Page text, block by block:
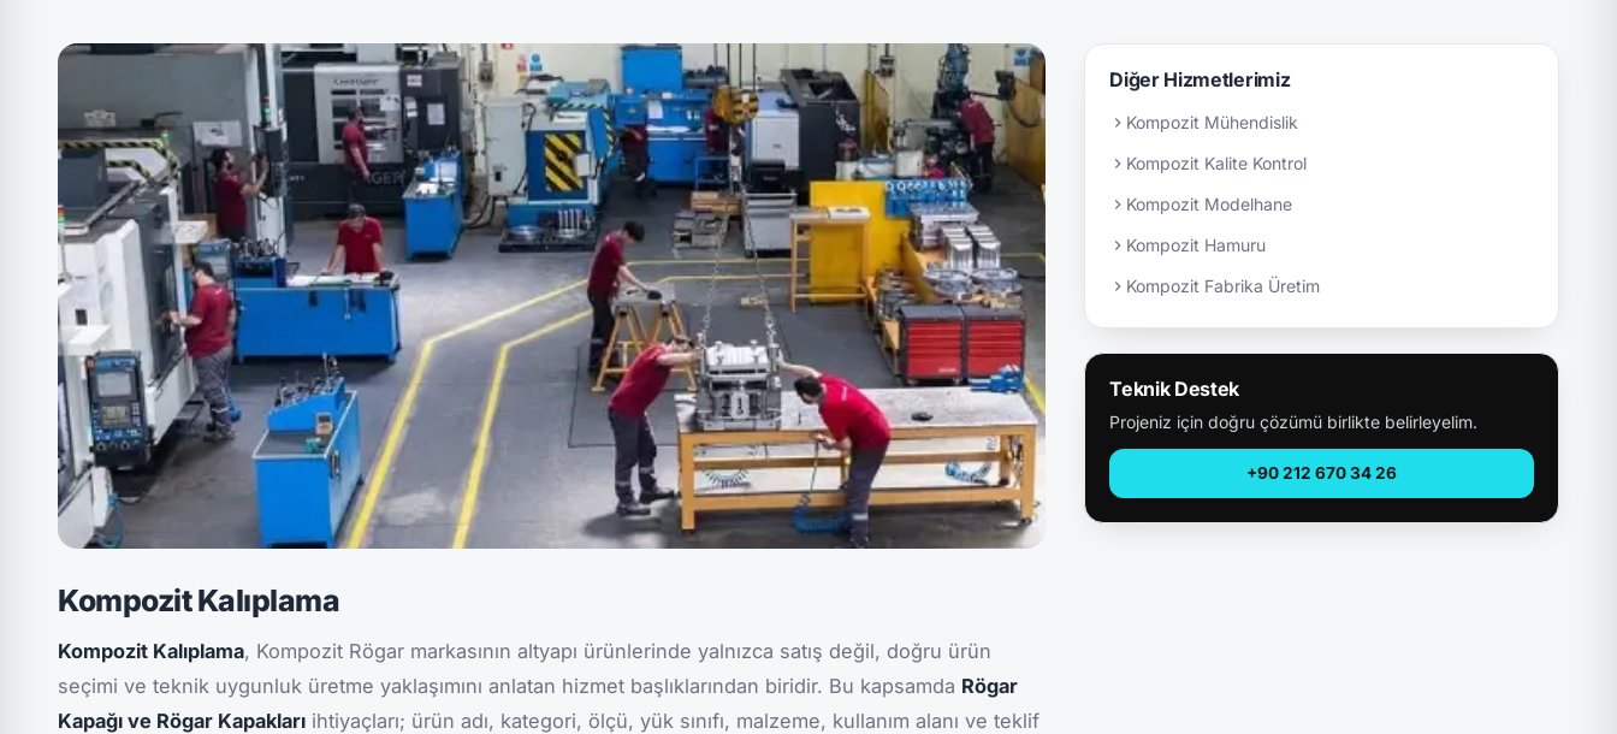
Kompozit Kalıplama
Kompozit Kalıplama, Kompozit Rögar markasının altyapı ürünlerinde yalnızca satış değil, doğru ürün
seçimi ve teknik uygunluk üretme yaklaşımını anlatan hizmet başlıklarından biridir. Bu kapsamda Rögar
Kapağı ve Rögar Kapakları ihtiyaçları; ürün adı, kategori, ölçü, yük sınıfı, malzeme, kullanım alanı ve teklif
Diğer Hizmetlerimiz
Kompozit Mühendislik
Kompozit Kalite Kontrol
Kompozit Modelhane
Kompozit Hamuru
Kompozit Fabrika Üretim
Teknik Destek
Projeniz için doğru çözümü birlikte belirleyelim.
+90 212 670 34 26